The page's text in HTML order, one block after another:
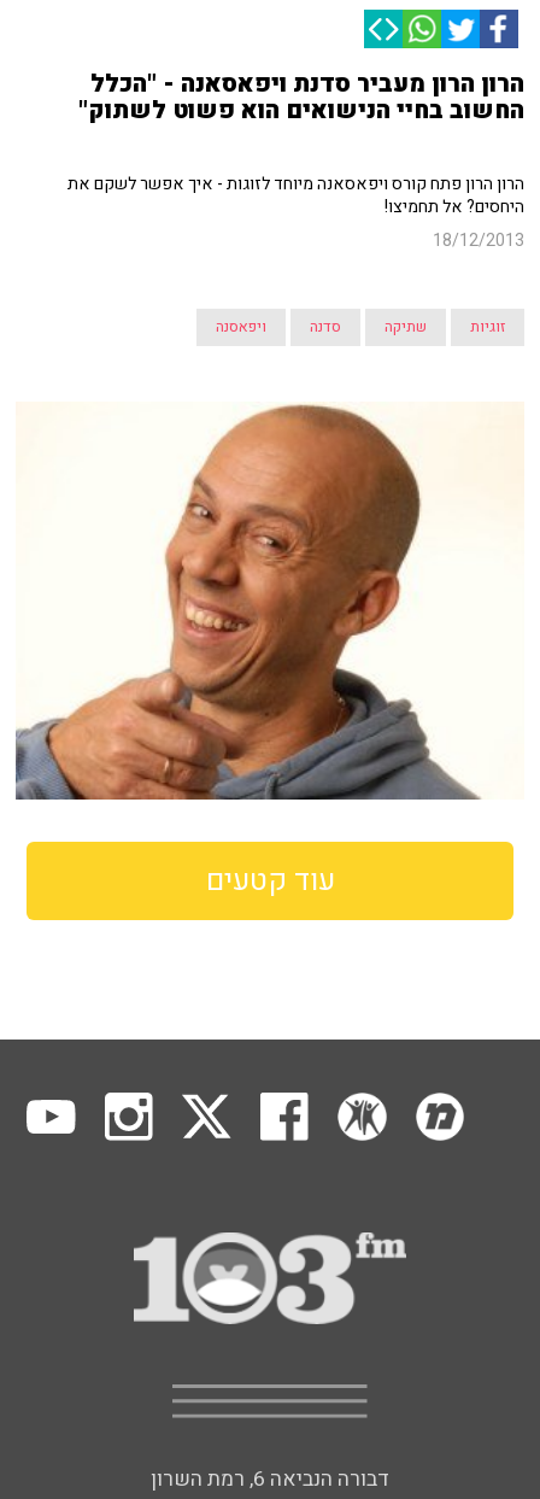
הרון הרון מעביר סדנת ויפאסאנה - "הכלל
החשוב בחיי הנישואים הוא פשוט לשתוק"
הרון הרון פתח קורס ויפאסאנה מיוחד לזוגות - איך אפשר לשקם את
היחסים? אל תחמיצו!
18/12/2013
זוגיות שתיקה סדנה ויפאסנה
עוד קטעים
דבורה הנביאה 6, רמת השרון